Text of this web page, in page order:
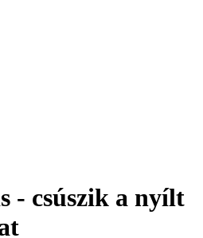
- csúszik a nyílt